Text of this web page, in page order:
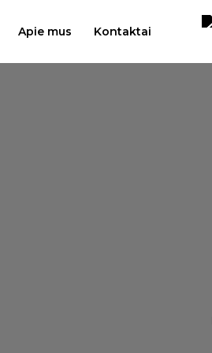
Apie mus Kontaktai